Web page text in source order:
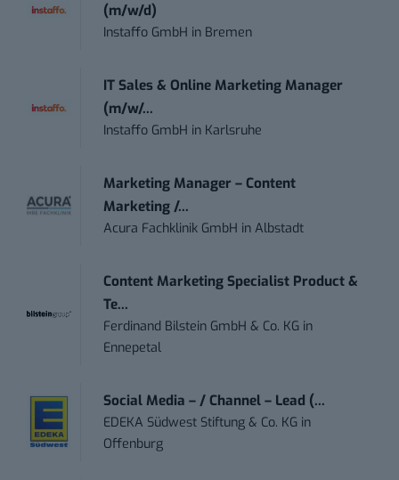
(m/w/d)
Instaffo GmbH in Bremen
IT Sales & Online Marketing Manager
(m/w/...
Instaffo GmbH in Karlsruhe
Marketing Manager – Content
Marketing /...
Acura Fachklinik GmbH inAlbstadt
Content Marketing Specialist Product &
Te...
Ferdinand Bilstein GmbH & Co. KG in
Ennepetal
Social Media – / Channel – Lead (...
EDEKA Südwest Stiftung & Co. KG in
Offenburg